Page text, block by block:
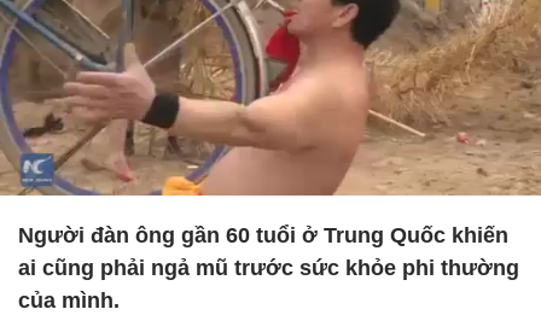
Người đàn ông gần 60 tuổi ở Trung Quốc khiến
ai cũng phải ngả mũ trước sức khỏe phi thường
của mình.